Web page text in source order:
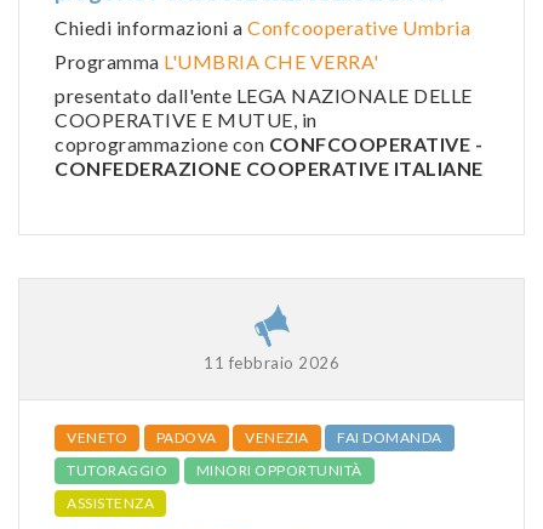
Chiedi informazioni a Confcooperative Umbria
Programma L'UMBRIA CHE VERRA'
presentato dall'ente LEGA NAZIONALE DELLE
COOPERATIVE E MUTUE, in
coprogrammazione con CONFCOOPERATIVE -
CONFEDERAZIONE COOPERATIVE ITALIANE
11 febbraio 2026
VENETO PADOVA VENEZIA
FAI DOMANDA
TUTORAGGIO
MINORI OPPORTUNITÀ
ASSISTENZA